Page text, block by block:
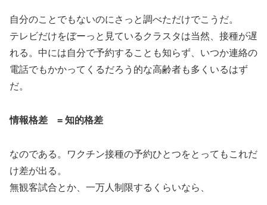
自分のことでもないのにさっと調べただけでこうだ。
テレビだけをぼーっと見ているクラスタは当然、接種が遅
れる。中には自分で予約することも知らず、いつか連絡の
電話でもかかってくるだろう的な高齢者も多くいるはず
だ。
情報格差 = 知的格差
なのである。ワクチン接種の予約ひとつをとってもこれだ
け差が出る。
無観客試合とか、一万人制限するくらいなら、